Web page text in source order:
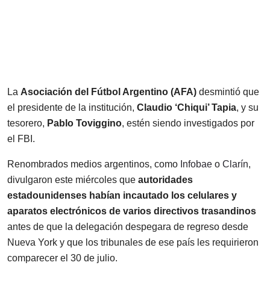
La Asociación del Fútbol Argentino (AFA) desmintió que
el presidente de la institución, Claudio ‘Chiqui’ Tapia, y su
tesorero, Pablo Toviggino, estén siendo investigados por
el FBI.
Renombrados medios argentinos, como Infobae o Clarín,
divulgaron este miércoles que autoridades
estadounidenses habían incautado los celulares y
aparatos electrónicos de varios directivos trasandinos
antes de que la delegación despegara de regreso desde
Nueva York y que los tribunales de ese país les requirieron
comparecer el 30 de julio.